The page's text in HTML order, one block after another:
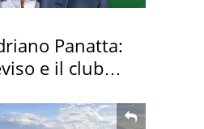
Panatta:
e il club